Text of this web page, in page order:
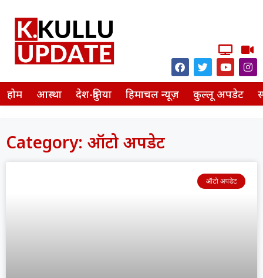
होम आस्था देश-दुनिया हिमाचल न्यूज़ कुल्लू अपडेट
Category: ऑटो अपडेट
ऑटो अपडेट